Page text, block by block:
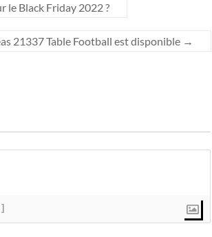
le Black Friday 2022 ?
21337 Table Football est disponible →